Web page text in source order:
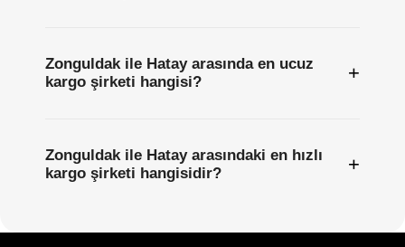
Zonguldak ile Hatay arasında en ucuz
kargo şirketi hangisi?
+
Zonguldak ile Hatay arasındaki en hızlı
kargo şirketi hangisidir?
+